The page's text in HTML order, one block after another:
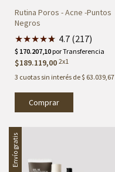
Rutina Poros - Acne -Puntos
Negros
★★★★★
★ 4.7 (217)
$189.119,00 2x1
3 cuotas sin interés de$ 63.039,67
Comprar
Envío gratis